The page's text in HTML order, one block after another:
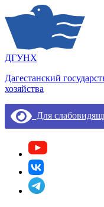
ДГУНХ
Дагестанский
хозяйства
Для